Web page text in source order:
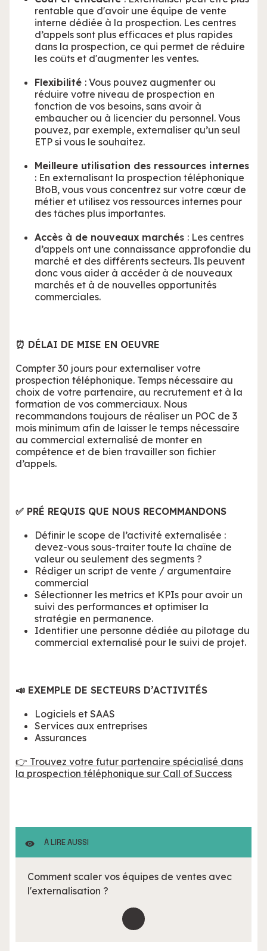
rentable que d'avoir une équipe de vente
interne dédiée à la prospection. Les centres
d’appels sont plus efficaces et plus rapides
dans la prospection, ce qui permet de réduire
les coûts et d'augmenter les ventes.
Flexibilité : Vous pouvez augmenter ou
réduire votre niveau de prospection en
fonction de vos besoins, sans avoir à
embaucher ou à licencier du personnel. Vous
pouvez, par exemple, externaliser qu’un seul
ETP si vous le souhaitez.
Meilleure utilisation des ressources internes
: En externalisant la prospection téléphonique
BtoB, vous vous concentrez sur votre cœur de
métier et utilisez vos ressources internes pour
des tâches plus importantes.
Accès à de nouveaux marchés : Les centres
d’appels ont une connaissance approfondie du
marché et des différents secteurs. Ils peuvent
donc vous aider à accéder à de nouveaux
marchés et à de nouvelles opportunités
commerciales.
⏰ DÉLAI DE MISE EN OEUVRE
Compter 30 jours pour externaliser votre
prospection téléphonique. Temps nécessaire au
choix de votre partenaire, au recrutement et à la
formation de vos commerciaux. Nous
recommandons toujours de réaliser un POC de 3
mois minimum afin de laisser le temps nécessaire
au commercial externalisé de monter en
compétence et de bien travailler son fichier
d’appels.
✅ PRÉ REQUIS QUE NOUS RECOMMANDONS
Définir le scope de l’activité externalisée :
devez-vous sous-traiter toute la chaîne de
valeur ou seulement des segments ?
Rédiger un script de vente / argumentaire
commercial
Sélectionner les metrics et KPIs pour avoir un
suivi des performances et optimiser la
stratégie en permanence.
Identifier une personne dédiée au pilotage du
commercial externalisé pour le suivi de projet.
📣 EXEMPLE DE SECTEURS D’ACTIVITÉS
Logiciels et SAAS
Services aux entreprises
Assurances
👉 Trouvez votre futur partenaire spécialisé dans
la prospection téléphonique sur Call of Success
À LIRE AUSSI
Comment scaler vos équipes de ventes avec
l'externalisation ?